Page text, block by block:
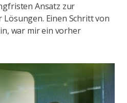
Ansatz zur
Einen Schritt von
war mir ein vorher